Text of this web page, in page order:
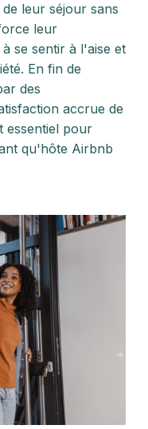
leur séjour sans
leur
se sentir à l'aise et
En fin de
des
accrue de
essentiel pour
qu'hôte Airbnb